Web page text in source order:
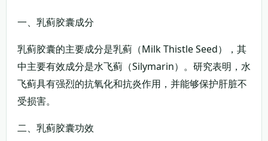
一、乳蓟胶囊成分
乳蓟胶囊的主要成分是乳蓟（Milk Thistle Seed），其
中主要有效成分是水飞蓟（Silymarin）。研究表明，水
飞蓟具有强烈的抗氧化和抗炎作用，并能够保护肝脏不
受损害。
二、乳蓟胶囊功效